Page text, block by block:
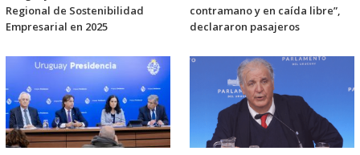
Regional de Sostenibilidad
Empresarial en 2025
contramano y en caída libre”,
declararon pasajeros